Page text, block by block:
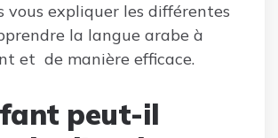
vous expliquer les différentes
la langue arabe à
et de manière efficace.
peut-il